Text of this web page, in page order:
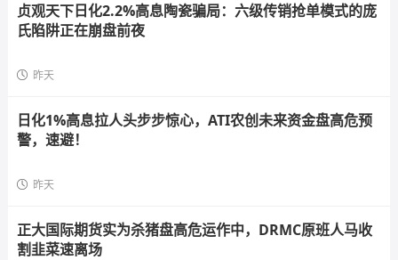
贞观天下日化2.2%高息陶瓷骗局：六级传销抢单模式的庞
氏陷阱正在崩盘前夜
昨天
日化1%高息拉人头步步惊心，ATI农创未来资金盘高危预
警，速避！
昨天
正大国际期货实为杀猪盘高危运作中，DRMC原班人马收
割韭菜速离场